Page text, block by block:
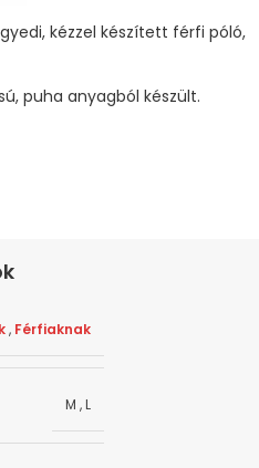
kézzel készített férfi póló,
puha anyagból készült.
, Férfiaknak
M ,L